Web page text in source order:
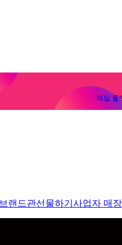
매일 룰
브랜드관선물하기 사업자 매장